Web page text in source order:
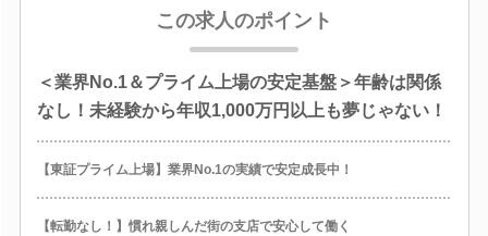
この求人のポイント
＜業界No.1＆プライム上場の安定基盤＞年齢は関係
なし！未経験から年収1,000万円以上も夢じゃない！
【東証プライム上場】業界No.1の実績で安定成長中！
【転勤なし！】慣れ親しんだ街の支店で安心して働く